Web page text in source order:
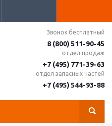
Звонок бесплатный
8 (800) 511-90-45
отдел продаж
+7 (495) 771-39-63
отдел запасных частей
+7 (495) 544-93-88